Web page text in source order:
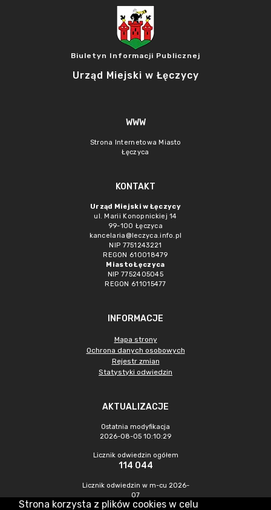
Biuletyn Informacji Publicznej
Urząd Miejski w Łęczycy
WWW
Strona Internetowa Miasto
Łęczyca
KONTAKT
Urząd Miejski w Łęczycy
ul. Marii Konopnickiej 14
99-100 Łęczyca
kancelaria@leczyca.info.pl
NIP 7751243221
REGON 610018479
Miasto Łęczyca
NIP 7752405045
REGON 611015477
INFORMACJE
Mapa strony
Ochrona danych osobowych
Rejestr zmian
Statystyki odwiedzin
AKTUALIZACJE
Ostatnia modyfikacja
2026-08-05 10:10:29
Licznik odwiedzin ogółem
114 044
Licznik odwiedzin w m-cu 2026-
07
563
Strona korzysta z plików cookies w celu